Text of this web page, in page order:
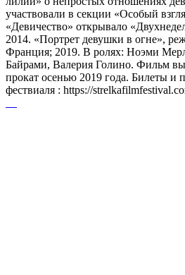
участвовали в секции «Особый
«Девичество» открывало
2014. «Портрет девушки в огне»,
Франция; 2019. В ролях: Ноэми
Байрами, Валерия Голино. Фильм
прокат осенью 2019 года. Билеты и
фествиаля : https://